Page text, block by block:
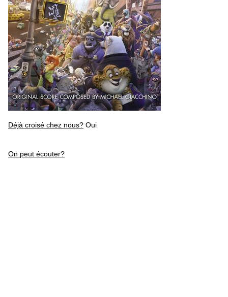
Déjà croisé chez nous? Oui
On peut écouter?